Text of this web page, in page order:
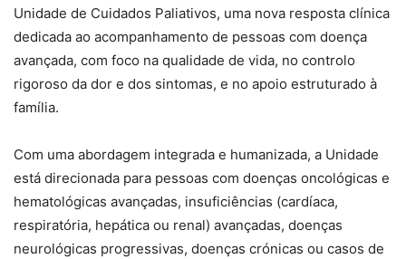
Unidade de Cuidados Paliativos, uma nova resposta clínica
dedicada ao acompanhamento de pessoas com doença
avançada, com foco na qualidade de vida, no controlo
rigoroso da dor e dos sintomas, e no apoio estruturado à
família.
Com uma abordagem integrada e humanizada, a Unidade
está direcionada para pessoas com doenças oncológicas e
hematológicas avançadas, insuficiências (cardíaca,
respiratória, hepática ou renal) avançadas, doenças
neurológicas progressivas, doenças crónicas ou casos de